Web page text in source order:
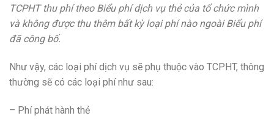
TCPHT thu phí theo Biểu phí dịch vụ thẻ của tổ chức mình
và không được thu thêm bất kỳ loại phí nào ngoài Biểu phí
đã công bố.
Như vậy, các loại phí dịch vụ sẽ phụ thuộc vào TCPHT, thông
thường sẽ có các loại phí như sau:
– Phí phát hành thẻ